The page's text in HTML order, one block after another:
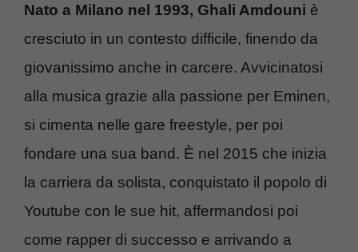
Nato a Milano nel 1993, Ghali Amdouni è
cresciuto in un contesto difficile, finendo da
giovanissimo anche in carcere. Avvicinatosi
alla musica grazie alla passione per Eminen,
si cimenta nelle gare freestyle, per poi
fondare una sua band. È nel 2015 che inizia
la carriera da solista, conquistato il popolo di
Youtube con le sue hit, affermandosi poi
come rapper di successo e arrivando a